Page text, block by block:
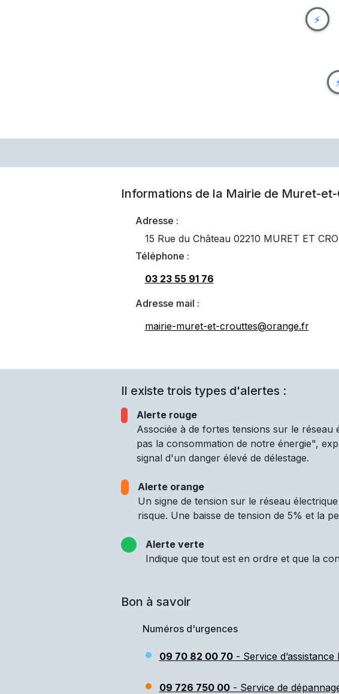
⚡
Informations de la Mairie de Muret-
Adresse :
15 Rue du Château 02210 MURET ET
Téléphone :
03 23 55 91 76
Adresse mail :
mairie-muret-et-crouttes@orange.fr
Il existe trois types d'alertes :
Alerte rouge
Associée à de fortes tensions sur le
pas la consommation de notre énergie",
signal d'un danger élevé de délestage.
Alerte orange
Un signe de tension sur le réseau
risque. Une baisse de tension de 5% et la
Alerte verte
Indique que tout est en ordre et que la
Bon à savoir
Numéros d'urgences
09 70 82 00 70- Service d’assistance
09 726 750 00- Service de